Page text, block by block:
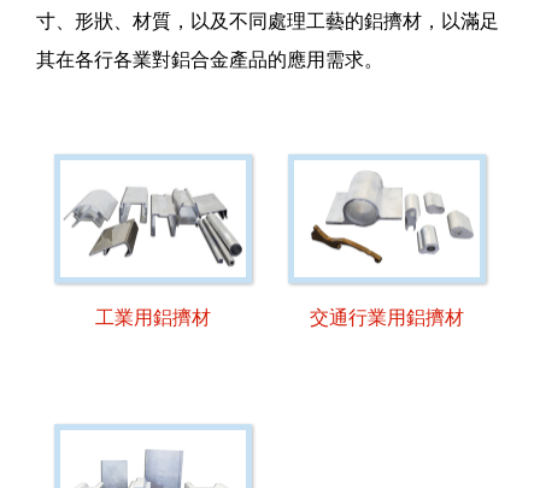
寸、形狀、材質，以及不同處理工藝的鋁擠材，以滿足
其在各行各業對鋁合金產品的應用需求。
工業用鋁擠材 交通行業用鋁擠材